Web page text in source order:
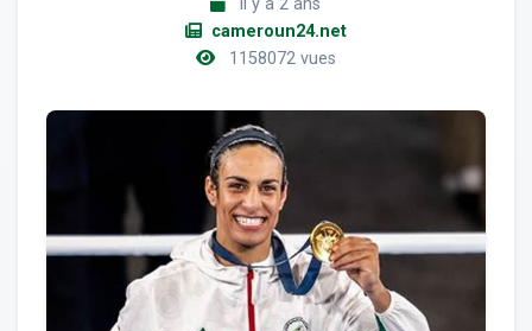
il y a 2 ans
cameroun24.net
1158072 vues